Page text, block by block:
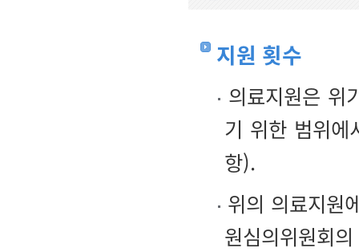
지원 횟수
의료지원은 위
기 위한 범위에
항).
위의 의료지원
원심의위원회